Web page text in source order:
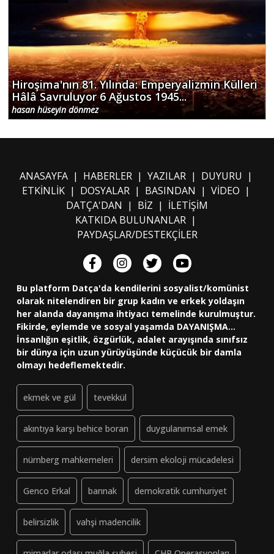
Hiroşima'nın 81. Yılında: Emperyalizmin Külleri
Hâlâ Savruluyor 6 Ağustos 1945...
hasan hüseyin dönmez
ANASAYFA| HABERLER| YAZILAR| DUYURU |
ETKİNLİK| DOSYALAR| BASINDAN | VİDEO |
DATÇA'DAN | BİZ | İLETİŞİM
KATKIDA BULUNANLAR |
PAYDAŞLAR/DESTEKÇİLER
Bu platform Datça'da kendilerini sosyalist/komünist
olarak nitelendiren bir grup kadın ve erkek yoldaşın
her alanda dayanışma ihtiyacı temelinde kurulmuştur.
Fikirde, eylemde ve sosyal yaşamda DAYANIŞMA...
İnsanlığın eşitlik, özgürlük, adalet arayışında sınıfsız
bir dünya için uzun yürüyüşünde küçücük bir damla
olmayı hedeflemektedir.
ekmek ve gül tevekkül
akıntıya karşı behice boran duygulanımsal emek
nürnberg mahkemeleri dersim ekoloji mücadelesi
Genco Erkal barınak demokratik cumhuriyet
belirsizlik vahşi madencilik